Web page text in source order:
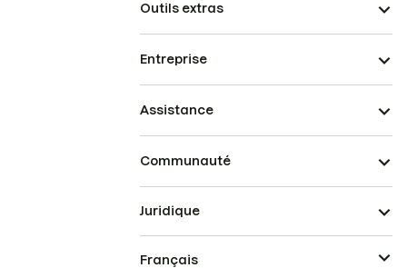
Outils extras
Entreprise
Assistance
Communauté
Juridique
Français